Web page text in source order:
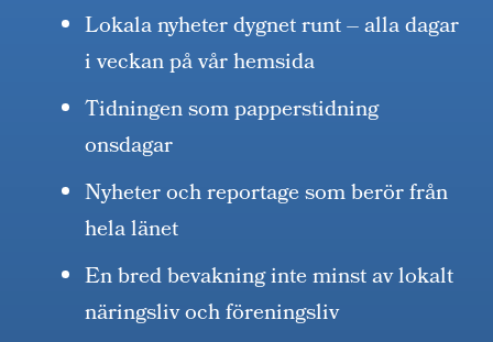
Lokala nyheter dygnet runt – alla dagar
i veckan på vår hemsida
Tidningen som papperstidning
onsdagar
Nyheter och reportage som berör från
hela länet
En bred bevakning inte minst av lokalt
näringsliv och föreningsliv